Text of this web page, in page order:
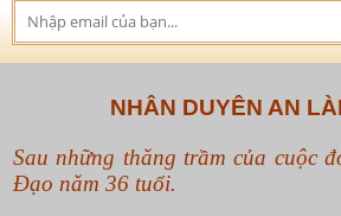
NHÂN DUYÊN AN
Sau những thăng trầm của cuộc
Đạo năm 36 tuổi.